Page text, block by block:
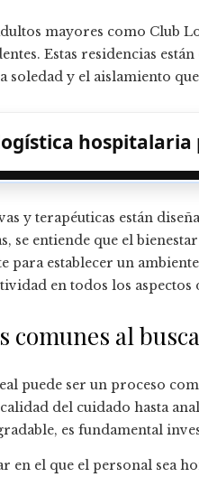
mayores como Club
Estas residencias
soledad y el aislamiento
y terapéuticas están
se entiende que el
para establecer un
en todos los aspectos
comunes al
puede ser un proceso
del cuidado hasta
es fundamental
el que el personal sea